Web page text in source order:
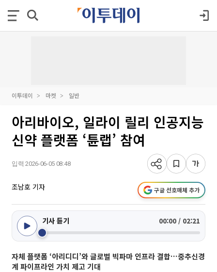
이투데이 마켓 일반
아리바이오, 일라이 릴리 인공지능
신약 플랫폼 ‘튠랩’ 참여
입력 2026-06-05 08:48
조남호 기자 구글 선호매체 추가
기사 듣기 00:00 / 02:21
자체 플랫폼 ‘아리디디’와 글로벌 빅파마 인프라 결합…중추신경
계 파이프라인 가치 제고 기대